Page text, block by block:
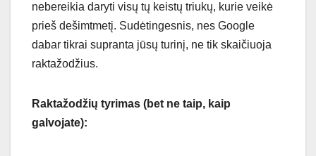
nebereikia daryti visų tų keistų triukų, kurie veikė
prieš dešimtmetį. Sudėtingesnis, nes Google
dabar tikrai supranta jūsų turinį, ne tik skaičiuoja
raktažodžius.
Raktažodžių tyrimas (bet ne taip, kaip
galvojate):